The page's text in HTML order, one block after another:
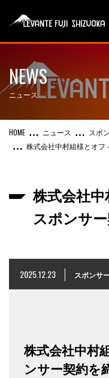
NEWS
ニュース
ニュース
スポ
株式会社中村組様とオフ
株式会社
スポンサ
2025.12.23 スポンサ
株式会社中村
ンサー契約を